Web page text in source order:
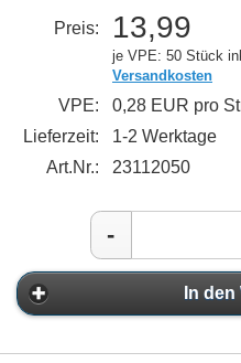
Preis: 13,99
je VPE: 50 Stück
Versandkosten
VPE:
0,28 EUR pro
Lieferzeit:
1-2 Werktage
Art.Nr.:
23112050
-
In